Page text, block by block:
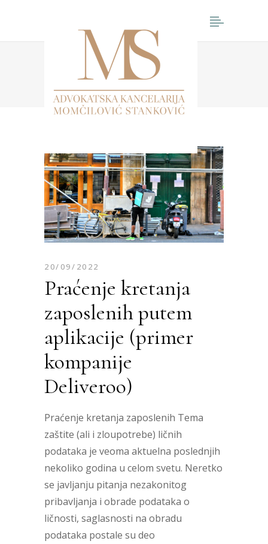
Početna> 2022 >септембар
20/09/2022
Praćenje kretanja
zaposlenih putem
aplikacije (primer
kompanije
Deliveroo)
Praćenje kretanja zaposlenih Tema
zaštite (ali i zloupotrebe) ličnih
podataka je veoma aktuelna poslednjih
nekoliko godina u celom svetu. Neretko
se javljanju pitanja nezakonitog
pribavljanja i obrade podataka o
ličnosti, saglasnosti na obradu
podataka postale su deo